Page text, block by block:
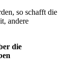
so schafft die
andere
die